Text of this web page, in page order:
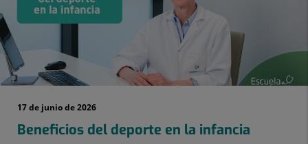
17 de junio de 2026
Beneficios del deporte en la infancia